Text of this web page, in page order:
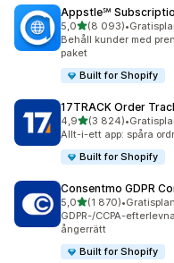
Appstle℠
5,0av 5 stjärnor
(8 093)
8093 recensioner totalt
•
Behåll kunder med
paket
Built for Shopify
17TRACK Order
4,9av 5 stjärnor
(3 824)
3824 recensioner totalt
•
Allt-i-ett app: spåra
Built for Shopify
Consentmo GDPR
5,0av 5 stjärnor
(1 870)
1870 recensioner totalt
•
GDPR-/CCPA-
ångerrätt
Built for Shopify